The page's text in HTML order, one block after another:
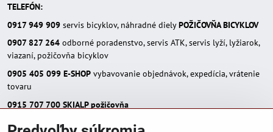
TELEFÓN:
0917 949 909 servis bicyklov, náhradné dielyPOŽIČOVŇA BICYKLOV
0907 827 264 odborné poradenstvo, servis ATK, servis lyží, lyžiarok,
viazaní, požičovňa bicyklov
0905 405 099 E-SHOP vybavovanie objednávok, expedícia, vrátenie
tovaru
0915 707 700 SKIALP požičovňa
E-MAIL: